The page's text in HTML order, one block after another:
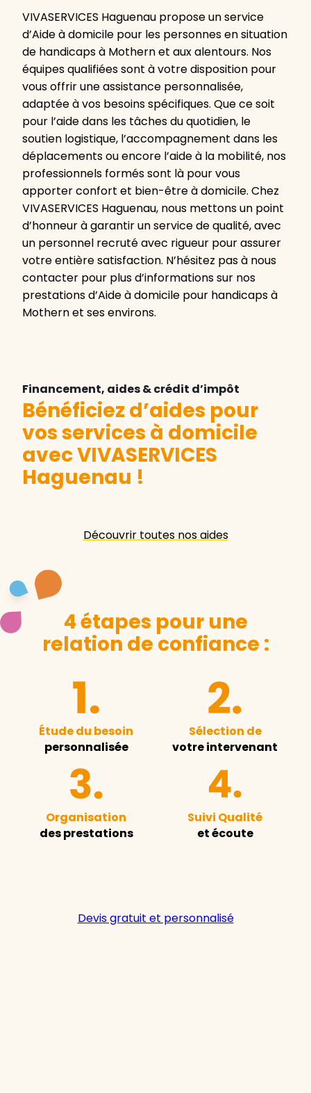
VIVASERVICES Haguenau propose un service
d’Aide à domicile pour les personnes en situation
de handicaps à Mothern et aux alentours. Nos
équipes qualifiées sont à votre disposition pour
vous offrir une assistance personnalisée,
adaptée à vos besoins spécifiques. Que ce soit
pour l’aide dans les tâches du quotidien, le
soutien logistique, l’accompagnement dans les
déplacements ou encore l’aide à la mobilité, nos
professionnels formés sont là pour vous
apporter confort et bien-être à domicile. Chez
VIVASERVICES Haguenau, nous mettons un point
d’honneur à garantir un service de qualité, avec
un personnel recruté avec rigueur pour assurer
votre entière satisfaction. N’hésitez pas à nous
contacter pour plus d’informations sur nos
prestations d’Aide à domicile pour handicaps à
Mothern et ses environs.
Financement, aides & crédit d’impôt
Bénéficiez d’aides pour
vos services à domicile
avec VIVASERVICES
Haguenau !
Découvrir toutes nos aides
4 étapes pour une
relation de confiance :
Étude du besoin
personnalisée
Sélection de
votre intervenant
Organisation
des prestations
Suivi Qualité
et écoute
Devis gratuit et personnalisé